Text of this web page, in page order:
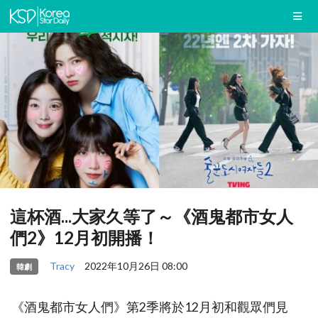
這杯酒...大家久等了～《酒鬼都市女人
們2》12月初開播！
韓劇 Tracy 2022年10月26日 08:00
《酒鬼都市女人們》第2季將於12月初和觀眾們見